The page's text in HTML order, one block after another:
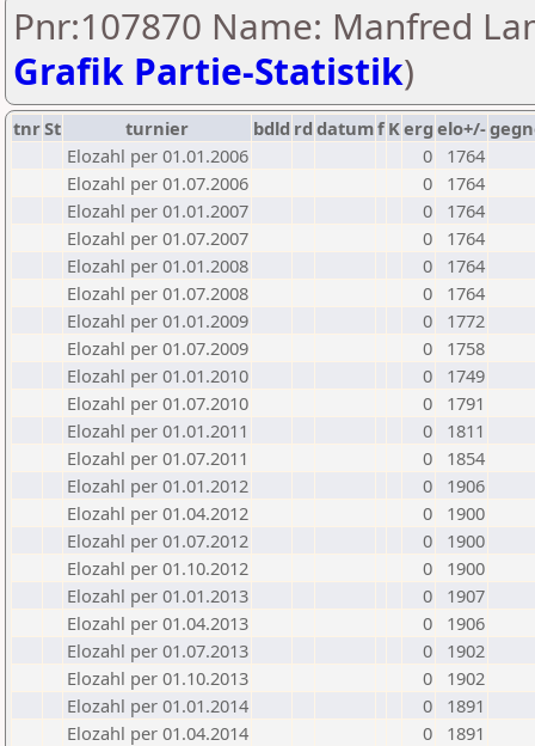
Pnr:107870 Name: Manfred
Grafik Partie-Statistik)
tnrSt turnier bdld rd datumf Kerg elo+/-
Elozahl per 01.01.2006
0
1764
Elozahl per 01.07.2006
0
1764
Elozahl per 01.01.2007
0
1764
Elozahl per 01.07.2007
0
1764
Elozahl per 01.01.2008
0
1764
Elozahl per 01.07.2008
0
1764
Elozahl per 01.01.2009
0
1772
Elozahl per 01.07.2009
0
1758
Elozahl per 01.01.2010
0
1749
Elozahl per 01.07.2010
0
1791
Elozahl per 01.01.2011
0
1811
Elozahl per 01.07.2011
0
1854
Elozahl per 01.01.2012
0
1906
Elozahl per 01.04.2012
0
1900
Elozahl per 01.07.2012
0
1900
Elozahl per 01.10.2012
0
1900
Elozahl per 01.01.2013
0
1907
Elozahl per 01.04.2013
0
1906
Elozahl per 01.07.2013
0
1902
Elozahl per 01.10.2013
0
1902
Elozahl per 01.01.2014
0
1891
Elozahl per 01.04.2014
0
1891